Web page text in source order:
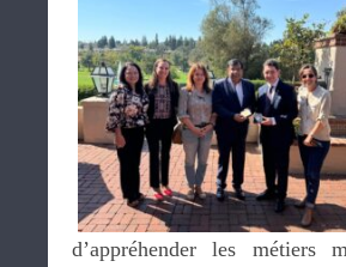
d’appréhender les métiers